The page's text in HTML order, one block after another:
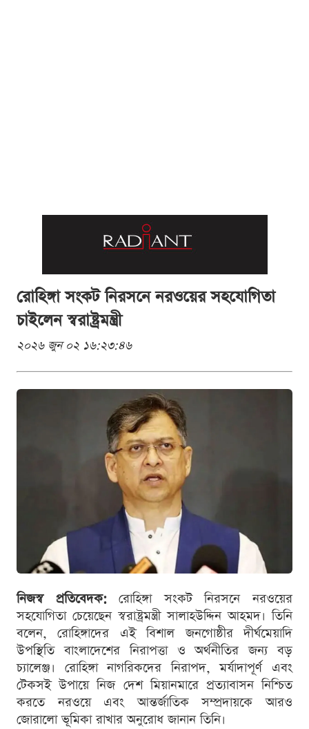
রোহিঙ্গা সংকট নিরসনে নরওয়ের সহযোগিতা
চাইলেন স্বরাষ্ট্রমন্ত্রী
২০২৬ জুন ০২ ১৬:২৩:৪৬
নিজস্ব প্রতিবেদক:রোহিঙ্গা সংকট নিরসনে নরওয়ের
সহযোগিতা চেয়েছেন স্বরাষ্ট্রমন্ত্রী সালাহউদ্দিন আহমদ। তিনি
বলেন, রোহিঙ্গাদের এই বিশাল জনগোষ্ঠীর দীর্ঘমেয়াদি
উপস্থিতি বাংলাদেশের নিরাপত্তা ও অর্থনীতির জন্য বড়
চ্যালেঞ্জ। রোহিঙ্গা নাগরিকদের নিরাপদ, মর্যাদাপূর্ণ এবং
টেকসই উপায়ে নিজ দেশ মিয়ানমারে প্রত্যাবাসন নিশ্চিত
করতে নরওয়ে এবং আন্তর্জাতিক সম্প্রদায়কে আরও
জোরালো ভূমিকা রাখার অনুরোধ জানান তিনি।